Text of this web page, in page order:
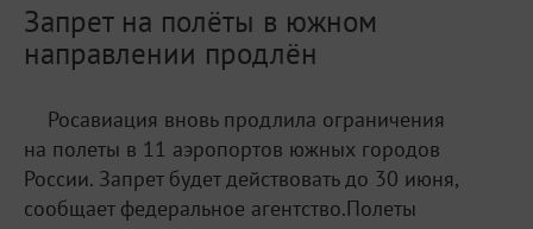
Запрет на полёты в южном
направлении продлён
Росавиация вновь продлила ограничения
на полеты в 11 аэропортов южных городов
России. Запрет будет действовать до 30 июня,
сообщает федеральное агентство.Полеты